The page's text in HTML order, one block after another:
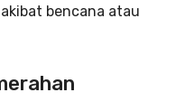
bencana atau